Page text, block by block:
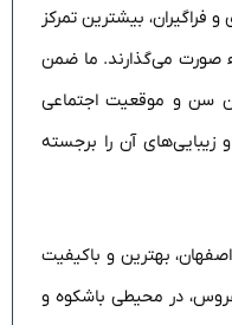
بیشترین تمرکز
صورت می‌گذارند. ما ضمن
سن و موقعیت اجتماعی
زیبایی‌های آن را برجسته‌
بهترین و باکیفیت
در محیطی با‌شکوه و